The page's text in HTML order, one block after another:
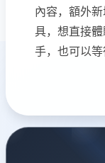
內容，額外
具，想直接
手，也可以等